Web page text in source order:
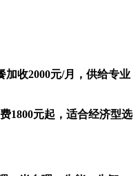
收2000元/月，供给专业
1800元起，适合经济型选